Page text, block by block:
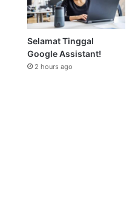
Selamat Tinggal
Google Assistant!
2 hours ago